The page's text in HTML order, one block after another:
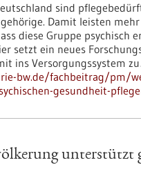
sind
Damit leisten
diese Gruppe psychisch
setzt ein neues
ins Versorgungssystem
bw.de/fachbeitrag/pm/
gesundheit-
unterstützt